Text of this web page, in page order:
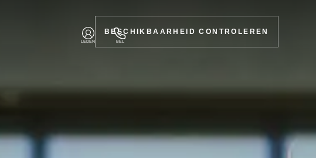
LEDEN BEL
BESCHIKBAARHEID CONTROLEREN